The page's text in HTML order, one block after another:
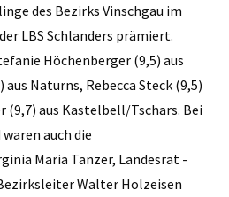
des Bezirks Vinschgau im
LBS Schlanders prämiert.
­Höchenberger (9,5) aus
aus ­Naturns, Rebecca Steck (9,5)
(9,7) aus Kastelbell/Tschars. Bei
auch die
Maria Tanzer, Landesrat
­Walter Holzeisen